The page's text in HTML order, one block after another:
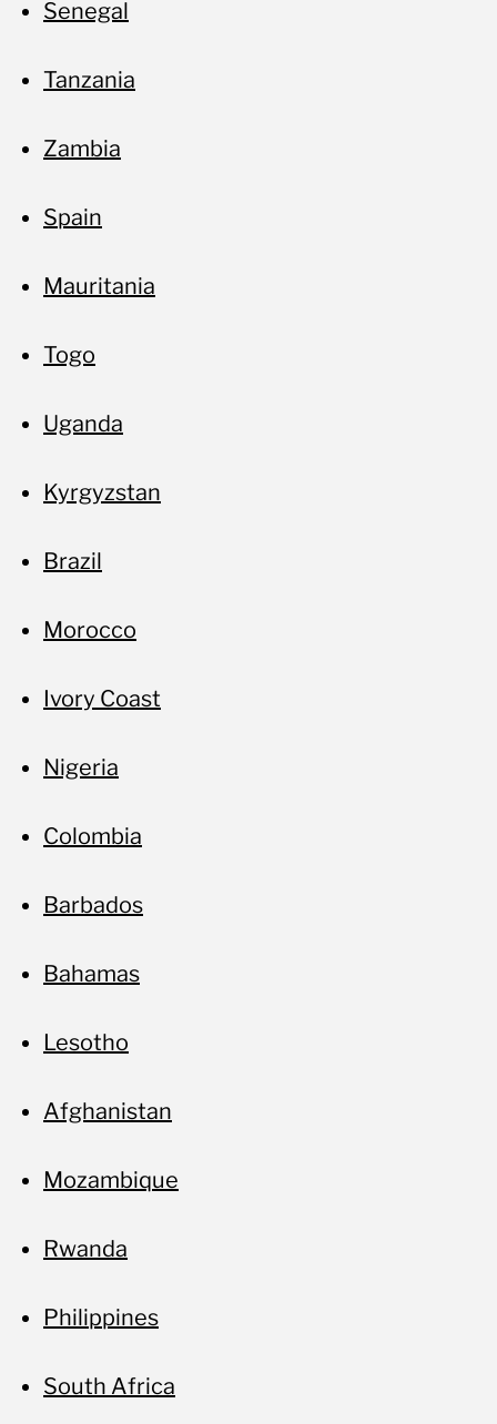
Senegal
Tanzania
Zambia
Spain
Mauritania
Togo
Uganda
Kyrgyzstan
Brazil
Morocco
Ivory Coast
Nigeria
Colombia
Barbados
Bahamas
Lesotho
Afghanistan
Mozambique
Rwanda
Philippines
South Africa